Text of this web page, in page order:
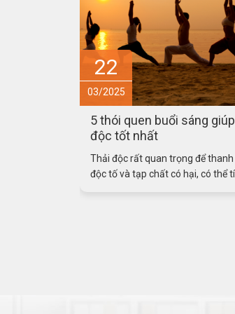
15
03/2025
Món ăn – bài thuốc hỗ trợ
điều trị bệnh sởi
Tăng cường miễn dịch cho trẻ là
hỗ trợ phòng ngừa và điều trị